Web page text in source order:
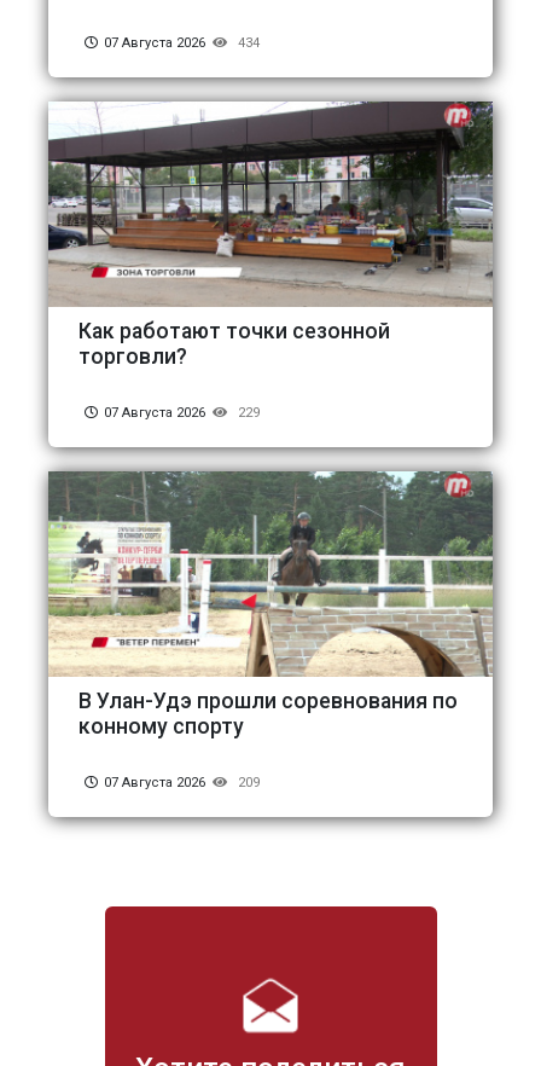
07 Августа 2026 434
Как работают точки сезонной
торговли?
07 Августа 2026 229
В Улан-Удэ прошли соревнования по
конному спорту
07 Августа 2026 209